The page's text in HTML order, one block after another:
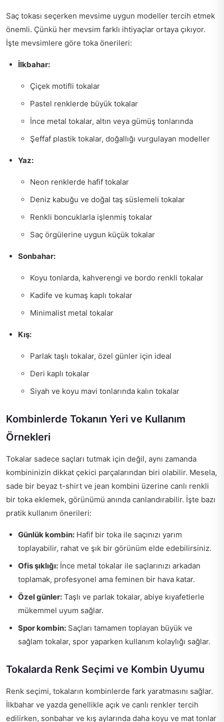
Saç tokası seçerken mevsime uygun modeller tercih etmek
önemli. Çünkü her mevsim farklı ihtiyaçlar ortaya çıkıyor.
İşte mevsimlere göre toka önerileri:
İlkbahar:
Çiçek motifli tokalar
Pastel renklerde büyük tokalar
İnce metal tokalar, altın veya gümüş tonlarında
Şeffaf plastik tokalar, doğallığı vurgulayan modeller
Yaz:
Neon renklerde hafif tokalar
Deniz kabuğu ve doğal taş süslemeli tokalar
Renkli boncuklarla işlenmiş tokalar
Saç örgülerine uygun küçük tokalar
Sonbahar:
Koyu tonlarda, kahverengi ve bordo renkli tokalar
Kadife ve kumaş kaplı tokalar
Minimalist metal tokalar
Kış:
Parlak taşlı tokalar, özel günler için ideal
Deri kaplı tokalar
Siyah ve koyu mavi tonlarında kalın tokalar
Kombinlerde Tokanın Yeri ve Kullanım
Örnekleri
Tokalar sadece saçları tutmak için değil, aynı zamanda
kombininizin dikkat çekici parçalarından biri olabilir. Mesela,
sade bir beyaz t-shirt ve jean kombini üzerine canlı renkli
bir toka eklemek, görünümü anında canlandırabilir. İşte bazı
pratik kullanım önerileri:
Günlük kombin: Hafif bir toka ile saçınızı yarım
toplayabilir, rahat ve şık bir görünüm elde edebilirsiniz.
Ofis şıklığı: İnce metal tokalar ile saçlarınızı arkadan
toplamak, profesyonel ama feminen bir hava katar.
Özel günler: Taşlı ve parlak tokalar, abiye kıyafetlerle
mükemmel uyum sağlar.
Spor kombin: Saçları tamamen toplayan büyük ve
sağlam tokalar, spor yaparken kullanım kolaylığı sağlar.
Tokalarda Renk Seçimi ve Kombin Uyumu
Renk seçimi, tokaların kombinlerde fark yaratmasını sağlar.
İlkbahar ve yazda genellikle açık ve canlı renkler tercih
edilirken, sonbahar ve kış aylarında daha koyu ve mat tonlar